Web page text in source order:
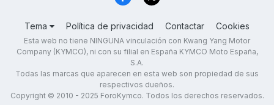
Tema Política de privacidad Contactar Cookies
Esta web no tiene NINGUNA vinculación con Kwang Yang Motor
Company (KYMCO), ni con su filial en España KYMCO Moto España,
S.A.
Todas las marcas que aparecen en esta web son propiedad de sus
respectivos dueños.
Copyright © 2010 - 2025 ForoKymco. Todos los derechos reservados.